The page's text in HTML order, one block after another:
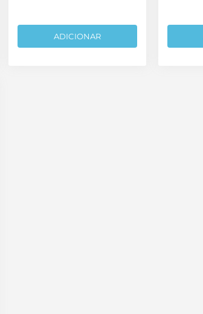
ADICIONAR